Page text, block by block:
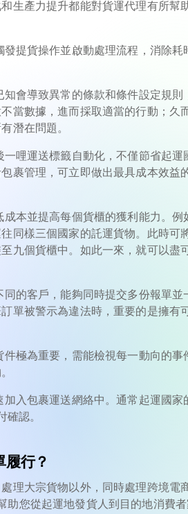
生產力提升都能對貨運代理有所幫
提貨操作並啟動處理流程，消除耗
會導致異常的條款和條件設定規則
當數據，進而採取適當的行動；久
潛在問題。
一哩運送標籤 自動化 ，不僅節省起運
裹管理，可立即做出最具成本效益
本並提高每個貨櫃的獲利能力。例
同樣三個國家的託運貨物。此時可
九個貨櫃中。如此一來，就可以盡
的客戶，能夠同時提交多份報單並
單被警示為違法時，重要的是擁有
極為重要，需能檢視每一動向的事
入包裹運送網絡中。通常起運國家
認。
行？
理大宗貨物以外，同時處理跨境電
助您從起運地發貨人到目的地消費